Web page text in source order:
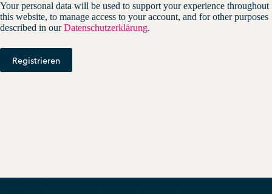
Your personal data will be used to support your experience throughout
this website, to manage access to your account, and for other purposes
described in ourDatenschutzerklärung.
Registrieren